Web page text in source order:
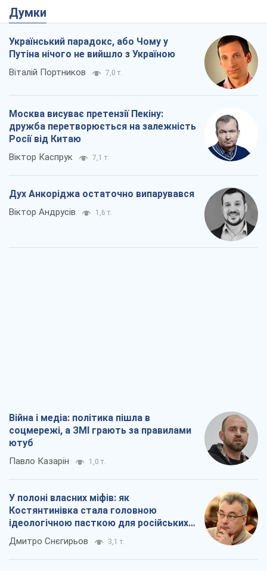
Думки
Український парадокс, або Чому у
Путіна нічого не вийшло з Україною
Віталій Портников 7,0 т.
Москва висуває претензії Пекіну:
дружба перетворюється на залежність
Росії від Китаю
Віктор Каспрук 7,1 т.
Дух Анкоріджа остаточно випарувався
Віктор Андрусів 1,6 т.
Війна і медіа: політика пішла в
соцмережі, а ЗМІ грають за правилами
ютуб
Павло Казарін 1,0 т.
У полоні власних міфів: як
Костянтинівка стала головною
ідеологічною пасткою для російських
окупантів
Дмитро Снєгирьов 3,1 т.